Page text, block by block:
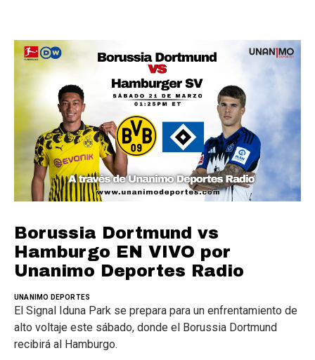
Borussia Dortmund vs
Hamburgo EN VIVO por
Unanimo Deportes Radio
UNANIMO DEPORTES
El Signal Iduna Park se prepara para un enfrentamiento de
alto voltaje este sábado, donde el Borussia Dortmund
recibirá al Hamburgo.